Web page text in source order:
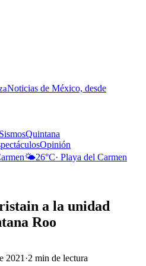
Noticias de México, desde
SismosQuintana
Opinión
🌤️26°C· Playa del Carmen
a la unidad
Roo
2021 ·2 min de lectura